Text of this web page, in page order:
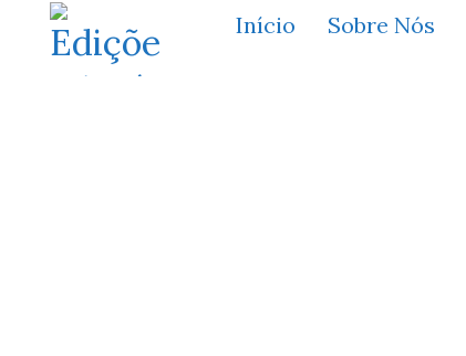
Início Sobre Nós